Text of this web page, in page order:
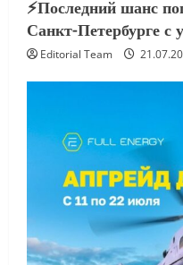
⚡️Последний шанс
Санкт-Петербурге с
Editorial Team